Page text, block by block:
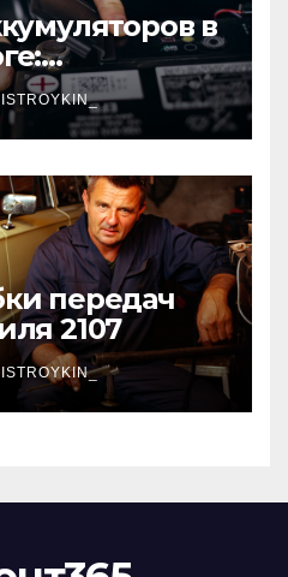
в
подход и
для
передач
2107